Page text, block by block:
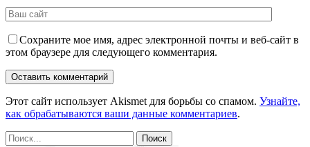
Сохраните мое имя, адрес электронной почты и веб-сайт в
этом браузере для следующего комментария.
Этот сайт использует Akismet для борьбы со спамом. Узнайте,
как обрабатываются ваши данные комментариев.